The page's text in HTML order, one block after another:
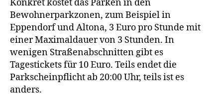
Konkret kostet das Parken in den
Bewohnerparkzonen, zum Beispiel in
Eppendorf und Altona, 3 Euro pro Stunde mit
einer Maximaldauer von 3 Stunden. In
wenigen Straßenabschnitten gibt es
Tagestickets für 10 Euro. Teils endet die
Parkscheinpflicht ab 20:00 Uhr, teils ist es
anders.